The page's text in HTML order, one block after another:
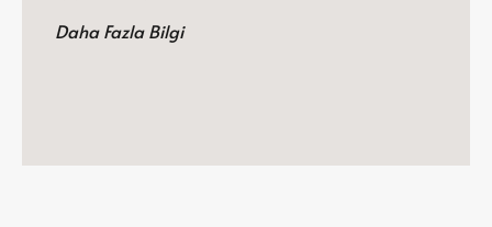
Daha Fazla Bilgi